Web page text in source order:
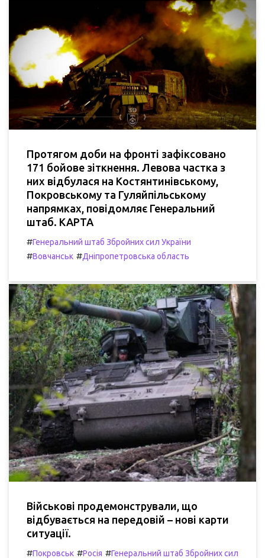
Протягом доби на фронті зафіксовано
171 бойове зіткнення. Левова частка з
них відбулася на Костянтинівському,
Покровському та Гуляйпільському
напрямках, повідомляє Генеральний
штаб. КАРТА
#Генеральний штаб Збройних сил України
#Вовчанськ #Дніпропетровська область
Військові продемонстрували, що
відбувається на передовій – нові карти
ситуації.
#Покровськ #Росія #Генеральний штаб Збройних сил